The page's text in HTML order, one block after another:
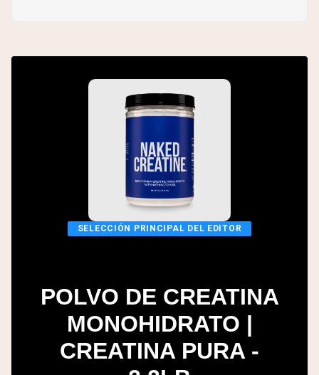
SELECCIÓN PRINCIPAL DEL EDITOR
POLVO DE CREATINA
MONOHIDRATO |
CREATINA PURA -